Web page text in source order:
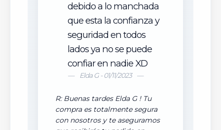
debido a lo manchada
que esta la confianza y
seguridad en todos
lados ya no se puede
confiar en nadie XD
Elda G - 01/11/2023
R: Buenas tardes Elda G ! Tu
compra es totalmente segura
con nosotros y te aseguramos